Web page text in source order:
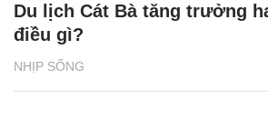
NHỊP SỐNG
Du lịch Cát Bà tăng trưởng
điều gì?